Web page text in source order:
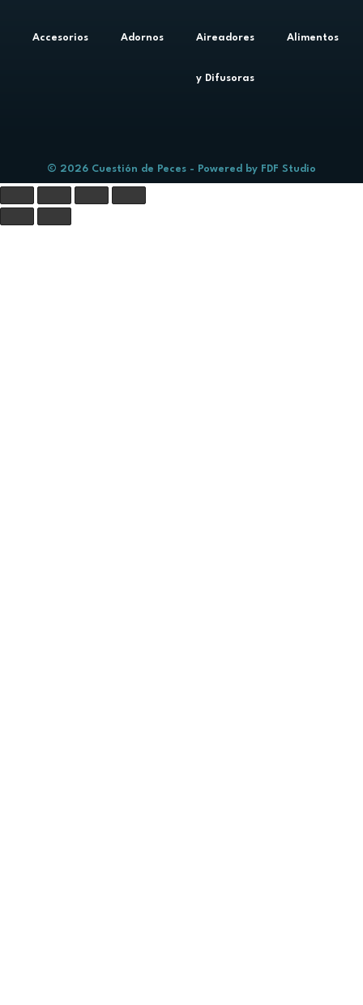
Accesorios Adornos Aireadores
y Difusoras
Alimentos
© 2026 Cuestión de Peces - Powered by FDF Studio